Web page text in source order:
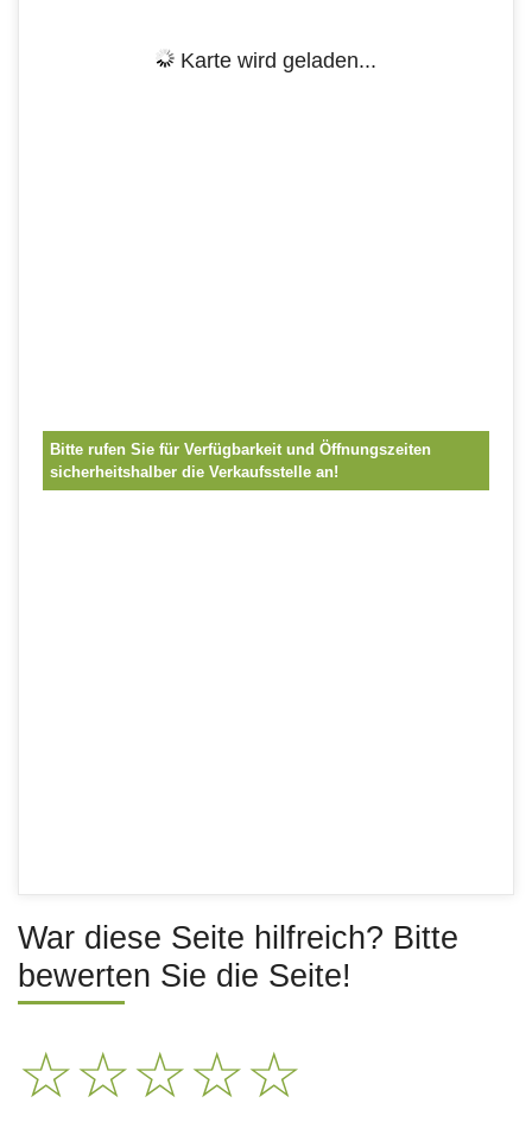
Karte wird geladen...
Bitte rufen Sie für Verfügbarkeit und Öffnungszeiten
sicherheitshalber die Verkaufsstelle an!
War diese Seite hilfreich? Bitte
bewerten Sie die Seite!
☆☆☆☆☆